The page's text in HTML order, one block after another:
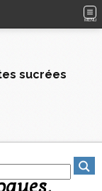
MENU
sucrées